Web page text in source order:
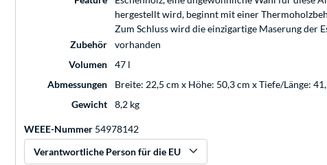
hergestellt wird, beginnt mit einer
Zum Schluss wird die einzigartige Maserung der
Zubehör
vorhanden
Volumen
47 l
Abmessungen
Breite: 22,5 cm x Höhe: 50,3 cm x Tiefe/Länge:
Gewicht
8,2 kg
WEEE-Nummer 54978142
Verantwortliche Person für die EU